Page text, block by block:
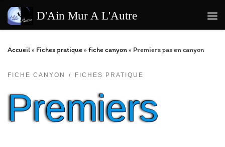
Passer au contenu
D'Ain Mur A L'Autre
Accueil» Fiches pratique»fiche canyon» Premiers pas en canyon
FICHE CANYON FICHES PRATIQUE
Premiers